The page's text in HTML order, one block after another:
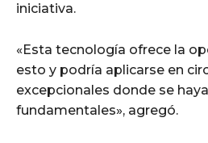
iniciativa.
«Esta tecnología ofrece la
esto y podría aplicarse en
excepcionales donde se
fundamentales», agregó.